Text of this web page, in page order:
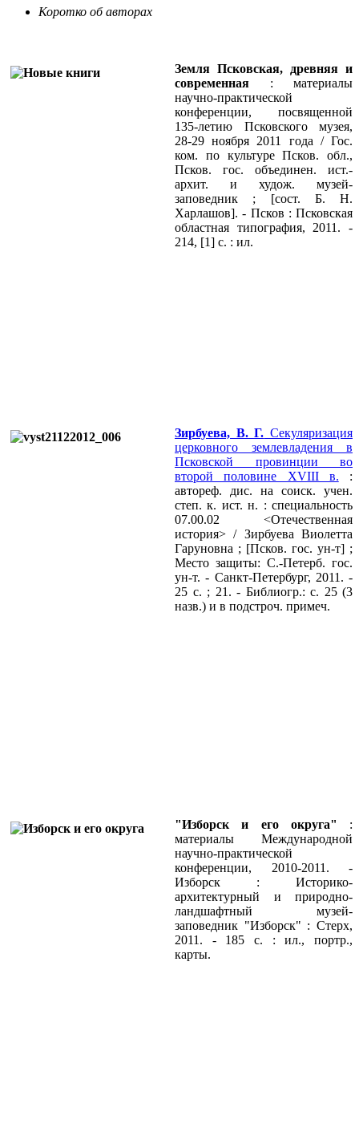
Коротко об авторах
Земля Псковская, древняя и
современная : материалы
научно-практической
конференции, посвященной
135-летию Псковского музея,
28-29 ноября 2011 года / Гос.
ком. по культуре Псков. обл.,
Псков. гос. объединен. ист.-
архит. и худож. музей-
заповедник ; [сост. Б. Н.
Харлашов]. - Псков : Псковская
областная типография, 2011. -
214, [1] с. : ил.
Зирбуева, В. Г. Секуляризация
церковного землевладения в
Псковской провинции во
второй половине XVIII в. :
автореф. дис. на соиск. учен.
степ. к. ист. н. : специальность
07.00.02 <Отечественная
история> / Зирбуева Виолетта
Гаруновна ; [Псков. гос. ун-т] ;
Место защиты: С.-Петерб. гос.
ун-т. - Санкт-Петербург, 2011. -
25 с. ; 21. - Библиогр.: с. 25 (3
назв.) и в подстроч. примеч.
"Изборск и его округа"
:
материалы Международной
научно-практической
конференции, 2010-2011. -
Изборск : Историко-
архитектурный и природно-
ландшафтный музей-
заповедник "Изборск" : Стерх,
2011. - 185 с. : ил., портр.,
карты.